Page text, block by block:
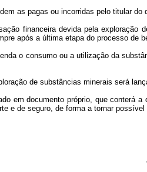
as pagas ou incorridas pelo titular
financeira devida pela
após a última etapa do processo de
o consumo ou a utilização da
de substâncias minerais será
em documento próprio, que conterá
e de seguro, de forma a tornar